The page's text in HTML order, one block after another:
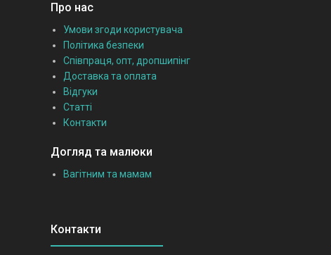
Про нас
Умови згоди користувача
Політика безпеки
Співпраця, опт, дропшипінг
Доставка та оплата
Відгуки
Статті
Контакти
Догляд та малюки
Вагітним та мамам